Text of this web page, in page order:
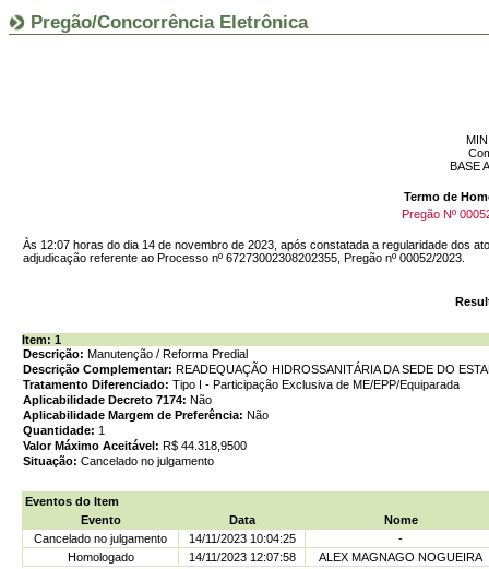
Pregão/Concorrência Eletrônica
BASE
Termo de
Pregão Nº
Às 12:07 horas do dia 14 de novembro de 2023, após constatada a regularidade dos
adjudicação referente ao Processo nº 67273002308202355, Pregão nº 00052/2023.
Item: 1
Descrição: Manutenção / Reforma Predial
Descrição Complementar: READEQUAÇÃO HIDROSSANITÁRIA DA SEDE DO
Tratamento Diferenciado: Tipo I - Participação Exclusiva de ME/EPP/Equiparada
Aplicabilidade Decreto 7174: Não
Aplicabilidade Margem de Preferência: Não
Quantidade: 1
Valor Máximo Aceitável: R$ 44.318,9500
Situação: Cancelado no julgamento
Eventos do Item
Evento
Data
Nome
Cancelado no julgamento
14/11/2023 10:04:25
-
Homologado
14/11/2023 12:07:58 ALEX MAGNAGO NOGUEIRA